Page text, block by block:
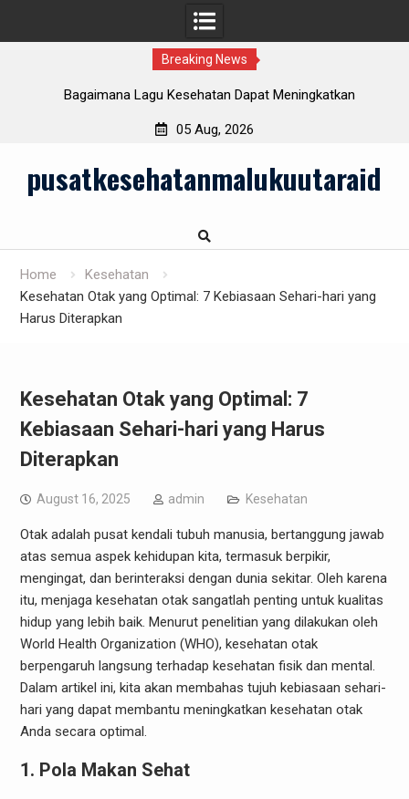
Breaking News
Bagaimana Lagu Kesehatan Dapat Meningkatkan
05 Aug, 2026
contentpusatkesehatanmalukuutaraid
Home
Kesehatan
Kesehatan Otak yang Optimal: 7 Kebiasaan Sehari-hari yang
Harus Diterapkan
Kesehatan Otak yang Optimal: 7
Kebiasaan Sehari-hari yang Harus
Diterapkan
August 16, 2025 admin Kesehatan
Otak adalah pusat kendali tubuh manusia, bertanggung jawab
atas semua aspek kehidupan kita, termasuk berpikir,
mengingat, dan berinteraksi dengan dunia sekitar. Oleh karena
itu, menjaga kesehatan otak sangatlah penting untuk kualitas
hidup yang lebih baik. Menurut penelitian yang dilakukan oleh
World Health Organization (WHO), kesehatan otak
berpengaruh langsung terhadap kesehatan fisik dan mental.
Dalam artikel ini, kita akan membahas tujuh kebiasaan sehari-
hari yang dapat membantu meningkatkan kesehatan otak
Anda secara optimal.
1. Pola Makan Sehat